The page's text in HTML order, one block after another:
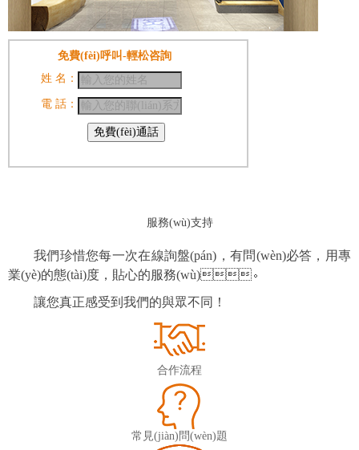
免費(fèi)呼叫-輕松咨詢
姓 名：
電 話：
服務(wù)支持
我們珍惜您每一次在線詢盤(pán)，有問(wèn)必答，用專
業(yè)的態(tài)度，貼心的服務(wù)。
讓您真正感受到我們的與眾不同！
合作流程
常見(jiàn)問(wèn)題